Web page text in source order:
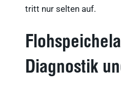
Praxissoftware
Arzneimittel
tritt nur selten auf.
Diagnostik